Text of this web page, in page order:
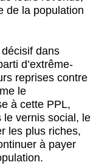
de la population
dans
d’extrême-
reprises contre
le
à cette PPL,
le vernis social, le
les plus riches,
à payer